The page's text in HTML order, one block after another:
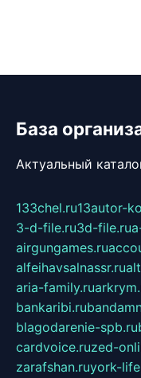
База
Актуальный
133chel.ru13autor-
3-d-file.ru3d-file.ru
airgungames.ru
alfeihavsalnassr.ru
aria-family.ru
bankaribi.ru
blagodarenie-spb.ru
cardvoice.ruzed-
zarafshan.ruyork-